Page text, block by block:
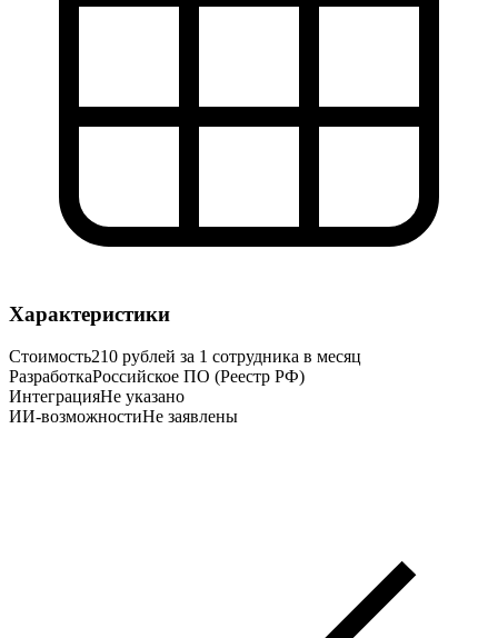
Характеристики
Стоимость210 рублей за 1 сотрудника в месяц
РазработкаРоссийское ПО (Реестр РФ)
ИнтеграцияНе указано
ИИ-возможностиНе заявлены